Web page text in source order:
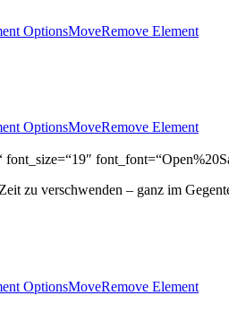
OptionsMoveRemove Element
OptionsMoveRemove Element
zu verschwenden – ganz im
OptionsMoveRemove Element